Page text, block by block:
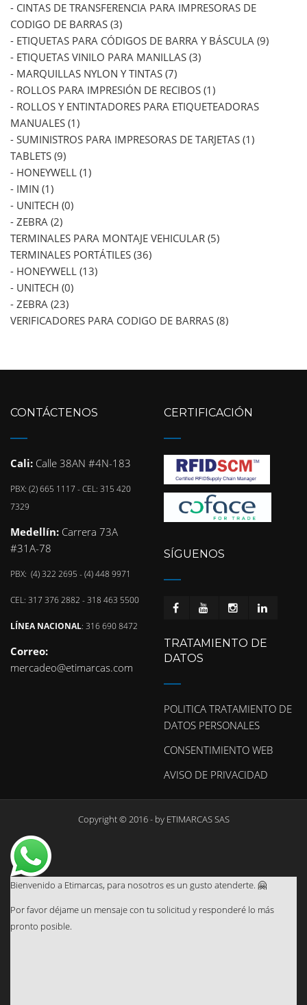
- CINTAS DE TRANSFERENCIA PARA IMPRESORAS DE
CODIGO DE BARRAS (3)
- ETIQUETAS PARA CÓDIGOS DE BARRA Y BÁSCULA (9)
- ETIQUETAS VINILO PARA MANILLAS (3)
- MARQUILLAS NYLON Y TINTAS (7)
- ROLLOS PARA IMPRESIÓN DE RECIBOS (1)
- ROLLOS Y ENTINTADORES PARA ETIQUETEADORAS
MANUALES (1)
- SUMINISTROS PARA IMPRESORAS DE TARJETAS (1)
TABLETS (9)
- HONEYWELL (1)
- IMIN (1)
- UNITECH (0)
- ZEBRA (2)
TERMINALES PARA MONTAJE VEHICULAR (5)
TERMINALES PORTÁTILES (36)
- HONEYWELL (13)
- UNITECH (0)
- ZEBRA (23)
VERIFICADORES PARA CODIGO DE BARRAS (8)
CONTÁCTENOS
Cali: Calle 38AN #4N-183
PBX: (2) 665 1117 - CEL: 315 420
7329
Medellín: Carrera 73A
#31A-78
PBX: (4) 322 2695 - (4) 448 9971
CEL: 317 376 2882 - 318 463 5500
LÍNEA NACIONAL: 316 690 8472
Correo:
mercadeo@etimarcas.com
CERTIFICACIÓN
SÍGUENOS
TRATAMIENTO DE
DATOS
POLITICA TRATAMIENTO DE
DATOS PERSONALES
CONSENTIMIENTO WEB
AVISO DE PRIVACIDAD
Copyright © 2016 - by ETIMARCAS SAS
Bienvenido a Etimarcas, para nosotros es un gusto atenderte. 🤗
Por favor déjame un mensaje con tu solicitud y responderé lo más
pronto posible.